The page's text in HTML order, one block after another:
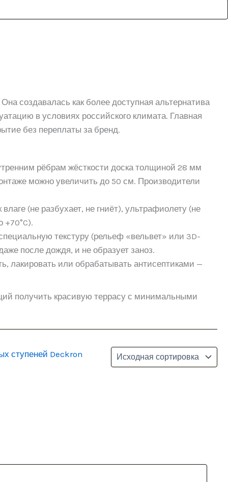
создавалась как более доступная альтернатива
в условиях российского климата. Главная
без переплаты за бренд.
рёбрам жёсткости доска толщиной 28 мм
можно увеличить до 50 см. Производители
влаге (не разбухает, не гниёт), ультрафиолету (не
+70°C).
текстуру (рельеф «вельвет» или 3D-
после дождя, и не образует заноз.
лакировать или обрабатывать антисептиками —
получить красивую террасу с минимальными